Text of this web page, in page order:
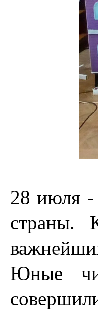
28 июля -
страны.
Юные